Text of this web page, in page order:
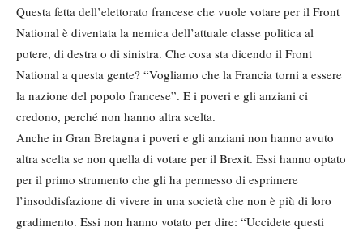
Questa fetta dell’elettorato francese che vuole votare per il Front
National è diventata la nemica dell’attuale classe politica al
potere, di destra o di sinistra. Che cosa sta dicendo il Front
National a questa gente? “Vogliamo che la Francia torni a essere
la nazione del popolo francese”. E i poveri e gli anziani ci
credono, perché non hanno altra scelta.
Anche in Gran Bretagna i poveri e gli anziani non hanno avuto
altra scelta se non quella di votare per il Brexit. Essi hanno optato
per il primo strumento che gli ha permesso di esprimere
l’insoddisfazione di vivere in una società che non è più di loro
gradimento. Essi non hanno votato per dire: “Uccidete questi